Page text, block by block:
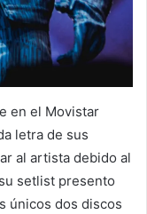
en el Movistar
letra de sus
al artista debido al
setlist presento
únicos dos discos